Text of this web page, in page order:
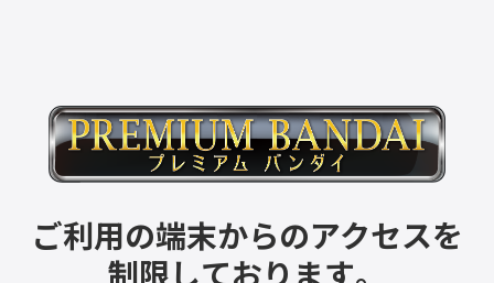
ご利用の端末からのアクセスを
制限しております。